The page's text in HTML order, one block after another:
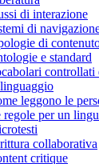
di interazione
di
di
e standard
controllati
leggono le
per un
collaborativa
critique